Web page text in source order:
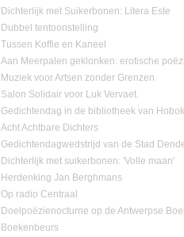
Dichterlijk met Suikerbonen: Litera Este
Dubbel tentoonstelling
Tussen Koffie en Kaneel
Aan Meerpalen geklonken: erotische
Muziek voor Artsen zonder Grenzen
Salon Solidair voor Luk Vervaet.
Gedichtendag in de bibliotheek van
Acht Achtbare Dichters
Gedichtendagwedstrijd van de Stad
Dichterlijk met suikerbonen: 'Volle maan'
Herdenking Jan Berghmans
Op radio Centraal
Doelpoëzienocturne op de Antwerpse
Boekenbeurs